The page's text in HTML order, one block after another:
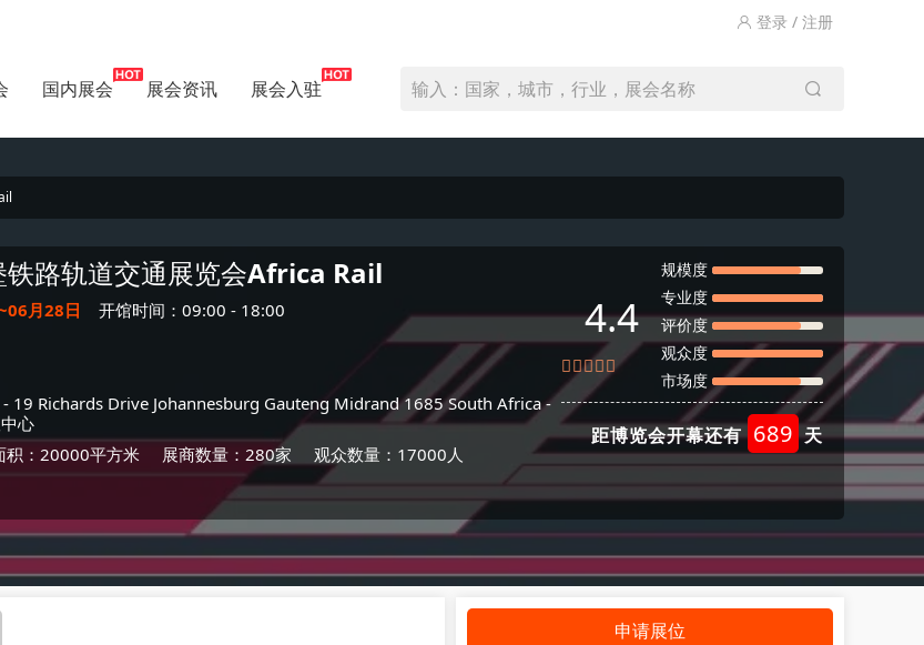
登录 / 注册
国内展会 展会资讯 展会入驻 输入：国家，城市，行业，展会名称
路轨道交通展览会Africa Rail
月28日
开馆时间：09:00 - 18:00
- 19 Richards Drive Johannesburg Gauteng Midrand 1685 South Africa -
心
积：20000平方米 展商数量：280家 观众数量：17000人
4.4
规模度
专业度
评价度
观众度
市场度
距博览会开幕还有 689 天
申请展位